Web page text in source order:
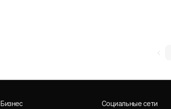
Бизнес
Социальные сети